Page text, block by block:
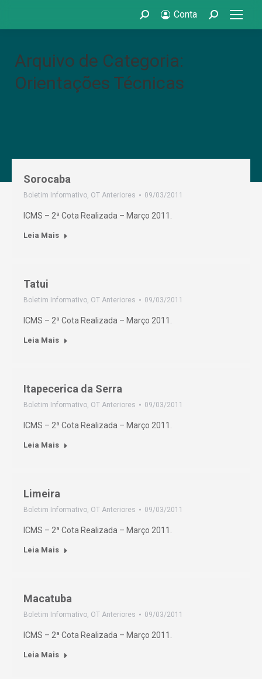
Search: Conta Search:
Arquivo de Categoria:
Orientações Técnicas
Sorocaba
Boletim Informativo, OT Anteriores 09/03/2011
ICMS – 2ª Cota Realizada – Março 2011.
Leia Mais
Tatui
Boletim Informativo, OT Anteriores 09/03/2011
ICMS – 2ª Cota Realizada – Março 2011.
Leia Mais
Itapecerica da Serra
Boletim Informativo, OT Anteriores 09/03/2011
ICMS – 2ª Cota Realizada – Março 2011.
Leia Mais
Limeira
Boletim Informativo, OT Anteriores 09/03/2011
ICMS – 2ª Cota Realizada – Março 2011.
Leia Mais
Macatuba
Boletim Informativo, OT Anteriores 09/03/2011
ICMS – 2ª Cota Realizada – Março 2011.
Leia Mais